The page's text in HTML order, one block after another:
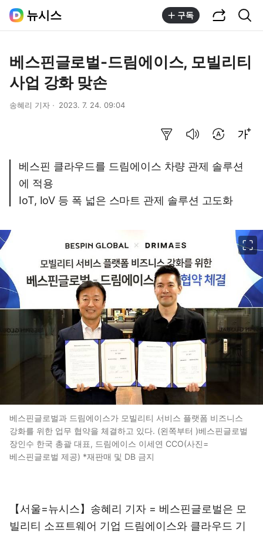
뉴시스 구독
베스핀글로벌-드림에이스, 모빌리티
사업 강화 맞손
송혜리 기자 2023. 7. 24. 09:04
베스핀 클라우드를 드림에이스 차량 관제 솔루션
에 적용
IoT, IoV 등 폭 넓은 스마트 관제 솔루션 고도화
베스핀글로벌과 드림에이스가 모빌리티 서비스 플랫폼 비즈니스
강화를 위한 업무 협약을 체결하고 있다. (왼쪽부터 )베스핀글로벌
장인수 한국 총괄 대표, 드림에이스 이세연 CCO(사진=
베스핀글로벌 제공) *재판매 및 DB 금지
【서울=뉴시스】송혜리 기자 = 베스핀글로벌은 모
빌리티 소프트웨어 기업 드림에이스와 클라우드 기